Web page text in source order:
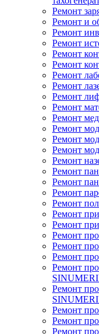
Ремонт
Ремонт и
Ремонт
Ремонт
Ремонт
Ремонт
Ремонт
Ремонт
Ремонт
Ремонт
Ремонт
Ремонт
Ремонт
Ремонт
Ремонт
Ремонт
Ремонт
Ремонт
Ремонт
Ремонт
Ремонт
Ремонт
Ремонт
Ремонт
Ремонт
Ремонт
Ремонт
Ремонт
Ремонт